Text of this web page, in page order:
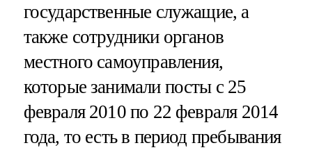
государственные служащие, а
также сотрудники органов
местного самоуправления,
которые занимали посты с 25
февраля 2010 по 22 февраля 2014
года, то есть в период пребывания